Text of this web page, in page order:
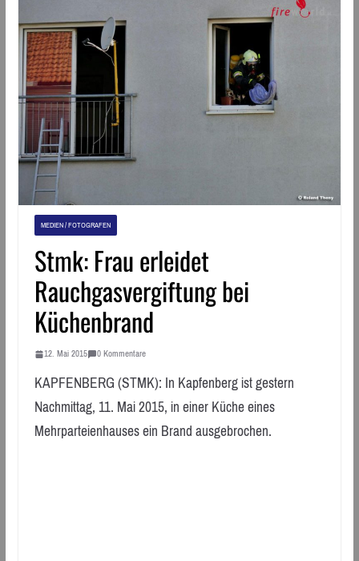
MEDIEN / FOTOGRAFEN
Stmk: Frau erleidet
Rauchgasvergiftung bei
Küchenbrand
12. Mai 2015 0 Kommentare
KAPFENBERG (STMK): In Kapfenberg ist gestern
Nachmittag, 11. Mai 2015, in einer Küche eines
Mehrparteienhauses ein Brand ausgebrochen.